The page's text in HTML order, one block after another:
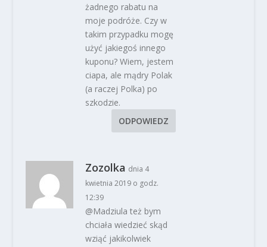
żadnego rabatu na
moje podróże. Czy w
takim przypadku mogę
użyć jakiegoś innego
kuponu? Wiem, jestem
ciapa, ale mądry Polak
(a raczej Polka) po
szkodzie.
ODPOWIEDZ
Zozolka dnia 4
kwietnia 2019 o godz.
12:39
@Madziula też bym
chciała wiedzieć skąd
wziąć jakikolwiek